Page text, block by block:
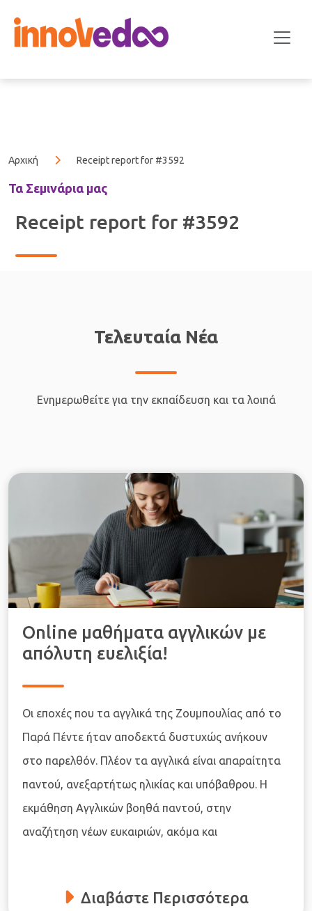
Αρχική Receipt report for #3592
Τα Σεμινάρια μας
Receipt report for #3592
Τελευταία Νέα
Ενημερωθείτε για την εκπαίδευση και τα λοιπά
Online μαθήματα αγγλικών με
απόλυτη ευελιξία!
Οι εποχές που τα αγγλικά της Ζουμπουλίας από το
Παρά Πέντε ήταν αποδεκτά δυστυχώς ανήκουν
στο παρελθόν. Πλέον τα αγγλικά είναι απαραίτητα
παντού, ανεξαρτήτως ηλικίας και υπόβαθρου. Η
εκμάθηση Αγγλικών βοηθά παντού, στην
αναζήτηση νέων ευκαιριών, ακόμα και
Διαβάστε Περισσότερα